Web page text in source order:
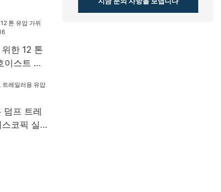
한 12 톤
이스트 키
덤프 트레
코픽 실